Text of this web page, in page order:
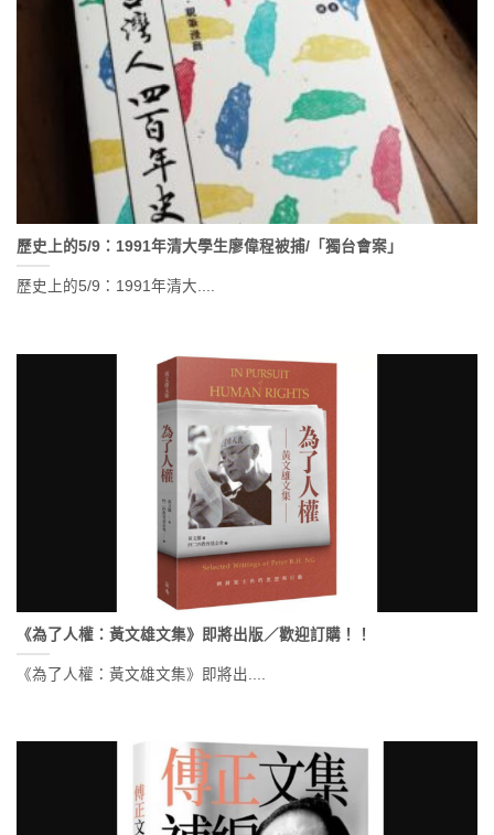
歷史上的5/9：1991年清大學生廖偉程被捕/「獨台會案」
歷史上的5/9：1991年清大....
《為了人權：黃文雄文集》即將出版／歡迎訂購！！
《為了人權：黃文雄文集》即將出....